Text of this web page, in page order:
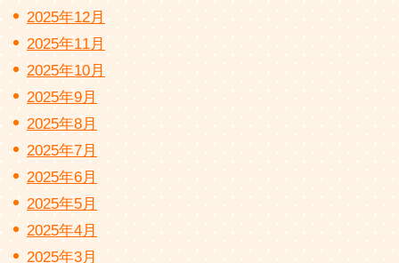
2025年12月
2025年11月
2025年10月
2025年9月
2025年8月
2025年7月
2025年6月
2025年5月
2025年4月
2025年3月